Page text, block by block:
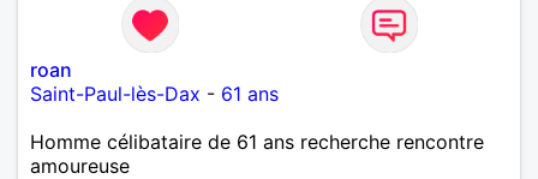
roan
Saint-Paul-lès-Dax - 61 ans
Homme célibataire de 61 ans recherche rencontre
amoureuse